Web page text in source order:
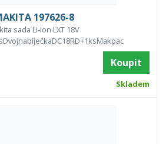
197626-8
sada Li-ion LXT 18V
Koupit
Skladem